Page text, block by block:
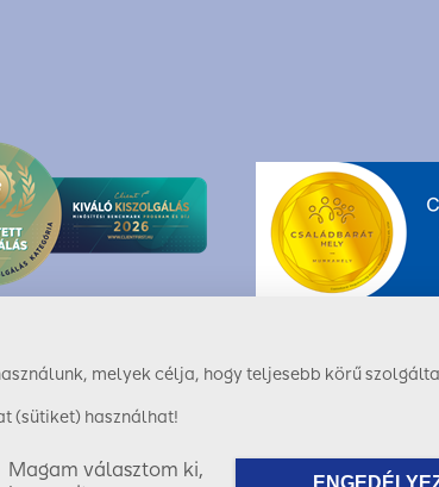
melyek célja, hogy teljesebb körű
(sütiket) használhat!
Magam választom ki,